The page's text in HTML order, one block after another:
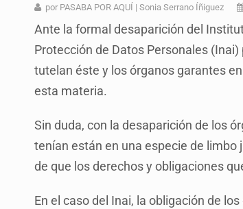
Ex policía es
Vecinos de Mirador
Reporta 627
Identifican a más
Capturan a
por PASABA POR AQUÍ | Sonia Serrano Íñiguez
Ante la formal desaparición del
Protección de Datos Personales
tutelan éste y los órganos garantes
esta materia.
Sin duda, con la desaparición de los
tenían están en una especie de
de que los derechos y obligaciones
En el caso del Inai, la obligación de